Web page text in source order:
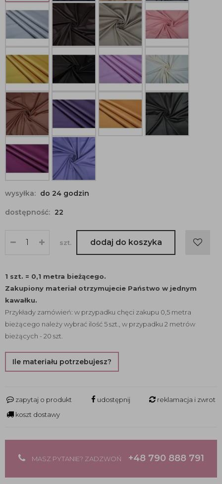
wysyłka: do 24 godzin
dostępność: 22
szt. dodaj do koszyka
1 szt. = 0,1 metra bieżącego.
Zakupiony materiał otrzymujecie Państwo w jednym
kawałku.
Przykłady zamówień: w przypadku chęci zakupu 0,5 metra
bieżącego należy wybrać ilość 5 szt., w przypadku 2 metrów
bieżących - 20 szt.
Ile materiału potrzebujesz?
zapytaj o produkt udostępnij
reklamacja i zwrot
koszt dostawy
MASZ PYTANIE? ZADZWOŃ +48 790 888 791